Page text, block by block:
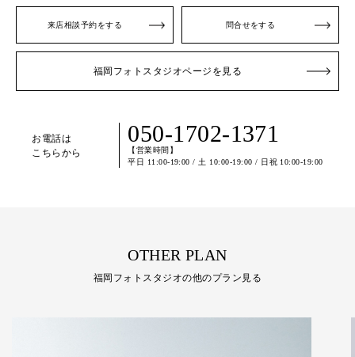
来店相談予約をする 問合せをする
福岡フォトスタジオページを見る
お電話は
こちらから
050-1702-1371
【営業時間】
平日 11:00-19:00 / 土 10:00-19:00 / 日祝 10:00-19:00
OTHER PLAN
福岡フォトスタジオの他のプラン見る